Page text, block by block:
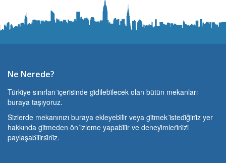
Ne Nerede?
Türki̇ye sınırları i̇çeri̇si̇nde gi̇di̇lebi̇lecek olan bütün mekanları
buraya taşıyoruz.
Si̇zlerde mekanınızı buraya ekleyebi̇li̇r veya gi̇tmek i̇stedi̇ği̇ni̇z yer
hakkında gi̇tmeden ön i̇zleme yapabi̇li̇r ve deneyi̇mleri̇ni̇zi̇
paylaşabi̇li̇rsi̇ni̇z.